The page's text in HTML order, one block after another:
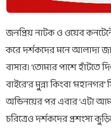
জনপ্রিয় নাটক ও ওয়েব
করে দর্শকদের মনে আলাদা
বাসার। ‘তোমার পাশে হাঁটতে
বাইরে’র মুন্না কিংবা
অভিনয়ের পর এবার ‘এটা
চরিত্রেও দর্শকদের প্রশংসা